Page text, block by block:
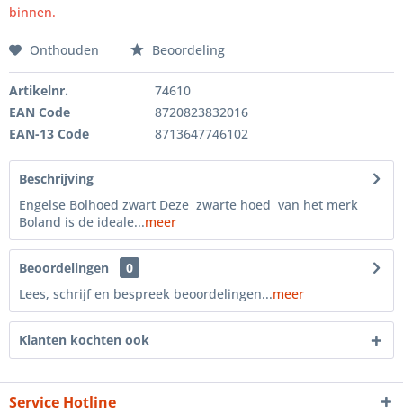
binnen.
Onthouden Beoordeling
Artikelnr.
74610
EAN Code
8720823832016
EAN-13 Code
8713647746102
Beschrijving
Engelse Bolhoed zwart Deze zwarte hoed van het merk
Boland is de ideale...meer
Beoordelingen
0
Lees, schrijf en bespreek beoordelingen...meer
Klanten kochten ook
Service Hotline